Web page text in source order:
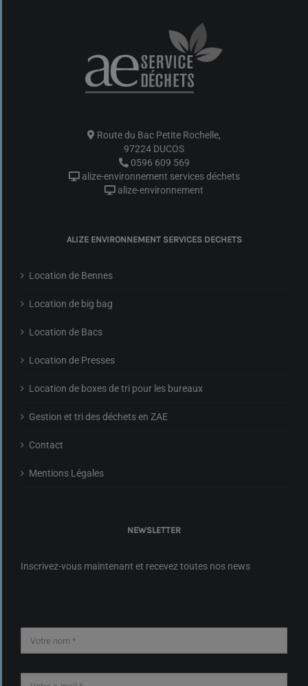
Route du Bac Petite Rochelle,
97224 DUCOS
0596 609 569
alize-environnement services déchets
alize-environnement
ALIZE ENVIRONNEMENT SERVICES DECHETS
Location de Bennes
Location de big bag
Location de Bacs
Location de Presses
Location de boxes de tri pour les bureaux
Gestion et tri des déchets en ZAE
Contact
Mentions Légales
NEWSLETTER
Inscrivez-vous maintenant et recevez toutes nos news